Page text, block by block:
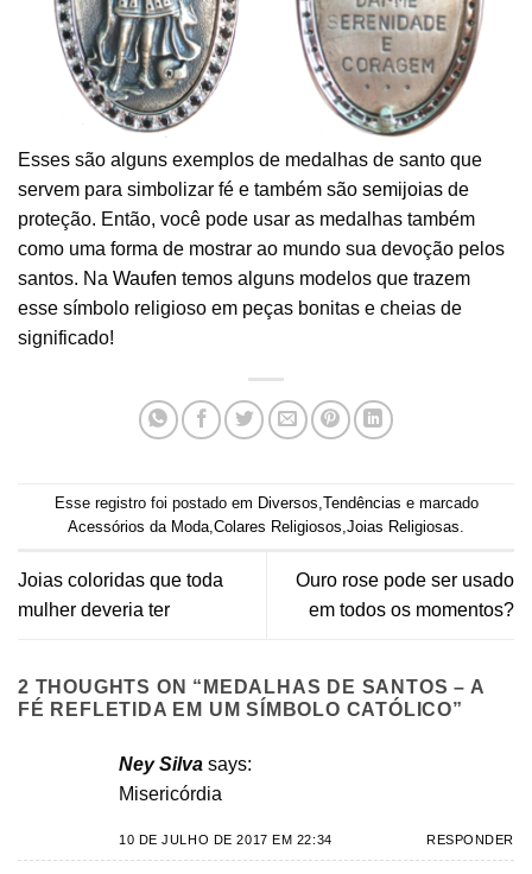
Esses são alguns exemplos de medalhas de santo que
servem para simbolizar fé e também são semijoias de
proteção. Então, você pode usar as medalhas também
como uma forma de mostrar ao mundo sua devoção pelos
santos. Na Waufen temos alguns modelos que trazem
esse símbolo religioso em peças bonitas e cheias de
significado!
Esse registro foi postado em Diversos,Tendências e marcado
Acessórios da Moda,Colares Religiosos,Joias Religiosas.
Joias coloridas que toda
mulher deveria ter
Ouro rose pode ser usado
em todos os momentos?
2 THOUGHTS ON “ MEDALHAS DE SANTOS – A
FÉ REFLETIDA EM UM SÍMBOLO CATÓLICO”
Ney Silva says:
Misericórdia
10 DE JULHO DE 2017 EM 22:34 RESPONDER